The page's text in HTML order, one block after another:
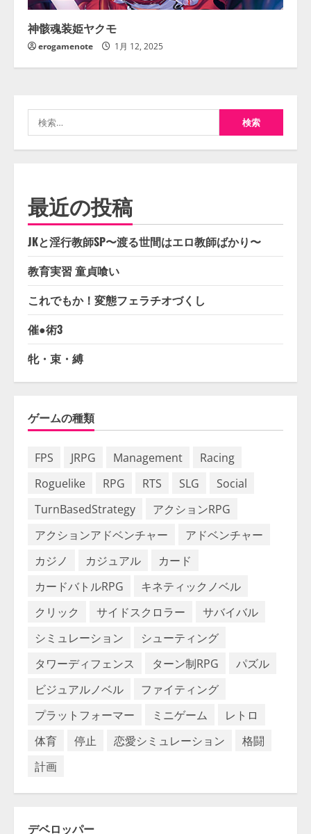
神骸魂装姫ヤクモ
erogamenote 1月 12, 2025
索:
最近の投稿
JKと淫行教師SP〜渡る世間はエロ教師ばかり〜
教育実習 童貞喰い
これでもか！変態フェラチオづくし
催●術3
牝・束・縛
ゲームの種類
FPS JRPG Management
Racing
Roguelike
RPG RTS SLG
Social
TurnBasedStrategy
アクションRPG
アクションアドベンチャー
アドベンチャー
カジノ
カジュアル
カード
カードバトルRPG
キネティックノベル
クリック
サイドスクロラー
サバイバル
シミュレーション
シューティング
タワーディフェンス
ターン制RPG
パズル
ビジュアルノベル
ファイティング
プラットフォーマー
ミニゲーム
レトロ
体育
停止 恋愛シミュレーション
格闘
計画
デベロッパー